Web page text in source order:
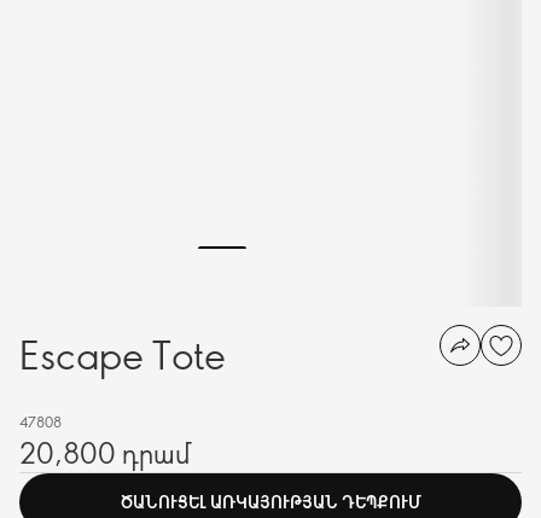
Escape Tote
47808
20,800 դրամ
ԾԱՆՈՒՑԵԼ ԱՌԿԱՅՈՒԹՅԱՆ ԴԵՊՔՈՒՄ